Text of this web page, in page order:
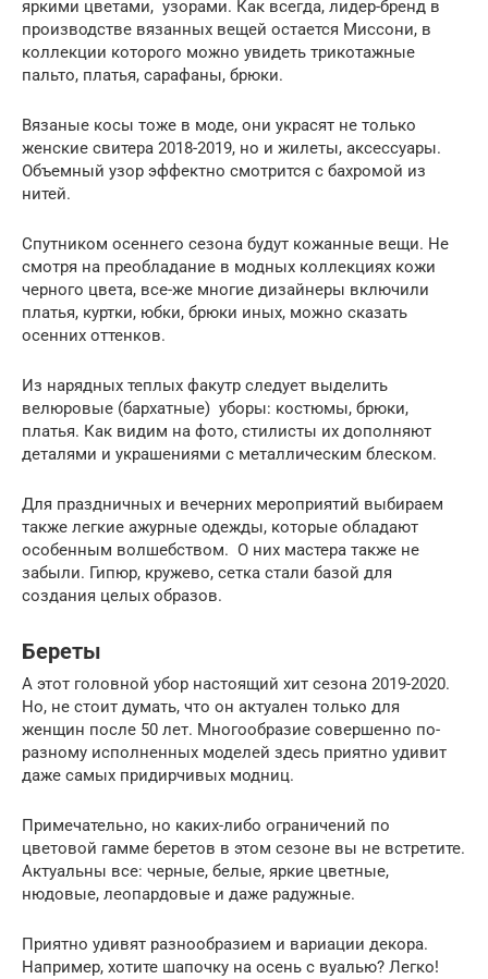
яркими цветами, узорами. Как всегда, лидер-бренд в
производстве вязанных вещей остается Миссони, в
коллекции которого можно увидеть трикотажные
пальто, платья, сарафаны, брюки.
Вязаные косы тоже в моде, они украсят не только
женские свитера 2018-2019, но и жилеты, аксессуары.
Объемный узор эффектно смотрится с бахромой из
нитей.
Спутником осеннего сезона будут кожанные вещи. Не
смотря на преобладание в модных коллекциях кожи
черного цвета, все-же многие дизайнеры включили
платья, куртки, юбки, брюки иных, можно сказать
осенних оттенков.
Из нарядных теплых факутр следует выделить
велюровые (бархатные) уборы: костюмы, брюки,
платья. Как видим на фото, стилисты их дополняют
деталями и украшениями с металлическим блеском.
Для праздничных и вечерних мероприятий выбираем
также легкие ажурные одежды, которые обладают
особенным волшебством. О них мастера также не
забыли. Гипюр, кружево, сетка стали базой для
создания целых образов.
Береты
А этот головной убор настоящий хит сезона 2019-2020.
Но, не стоит думать, что он актуален только для
женщин после 50 лет. Многообразие совершенно по-
разному исполненных моделей здесь приятно удивит
даже самых придирчивых модниц.
Примечательно, но каких-либо ограничений по
цветовой гамме беретов в этом сезоне вы не встретите.
Актуальны все: черные, белые, яркие цветные,
нюдовые, леопардовые и даже радужные.
Приятно удивят разнообразием и вариации декора.
Например, хотите шапочку на осень с вуалью? Легко!